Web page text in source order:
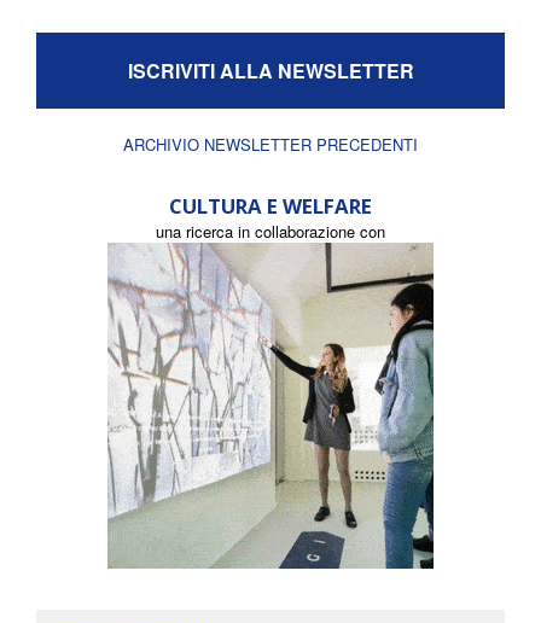
ISCRIVITI ALLA NEWSLETTER
ARCHIVIO NEWSLETTER PRECEDENTI
CULTURA E WELFARE
una ricerca in collaborazione con